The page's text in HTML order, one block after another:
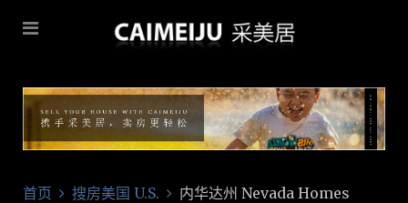
首页 搜房美国 U.S.
内华达州 Nevada Homes